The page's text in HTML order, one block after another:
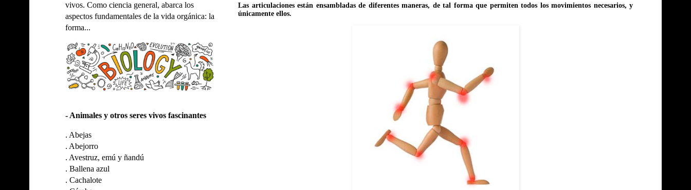
Las articulaciones están ensambladas de diferentes maneras, de tal forma que permiten todos los movimientos necesarios, y
únicamente ellos.
vivos. Como ciencia general, abarca los
aspectos fundamentales de la vida orgánica: la
forma...
- Animales y otros seres vivos fascinantes
. Abejas
. Abejorro
. Avestruz, emú y ñandú
. Ballena azul
. Cachalote